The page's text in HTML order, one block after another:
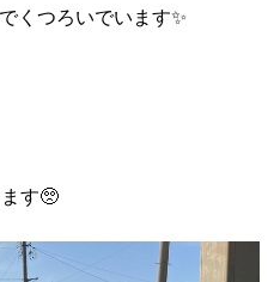
くつろいでいます✨
す🥺